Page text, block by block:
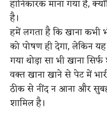
हानिकारक माना गया है,
है।
हमें लगता है कि खाना कभी
को पोषण ही देगा, लेकिन
गया थोड़ा सा भी खाना
वक्त खाना खाने से पेट में
ठीक से नींद न आना और
शामिल है।